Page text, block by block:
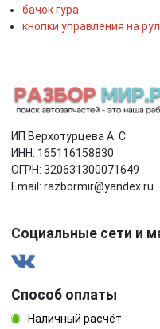
бачок гура
кнопки управления на
ИП Верхотурцева А. С.
ИНН: 165116158830
ОГРН: 320631300071649
Email: razbormir@yandex.ru
Социальные сети и
Способ оплаты
Наличный расчёт